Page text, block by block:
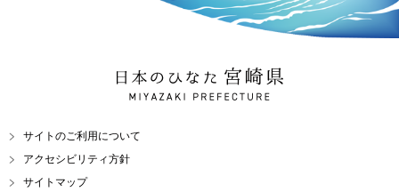
日本のひなた 宮崎県
MIYAZAKI PREFECTURE
サイトのご利用について
アクセシビリティ方針
サイトマップ